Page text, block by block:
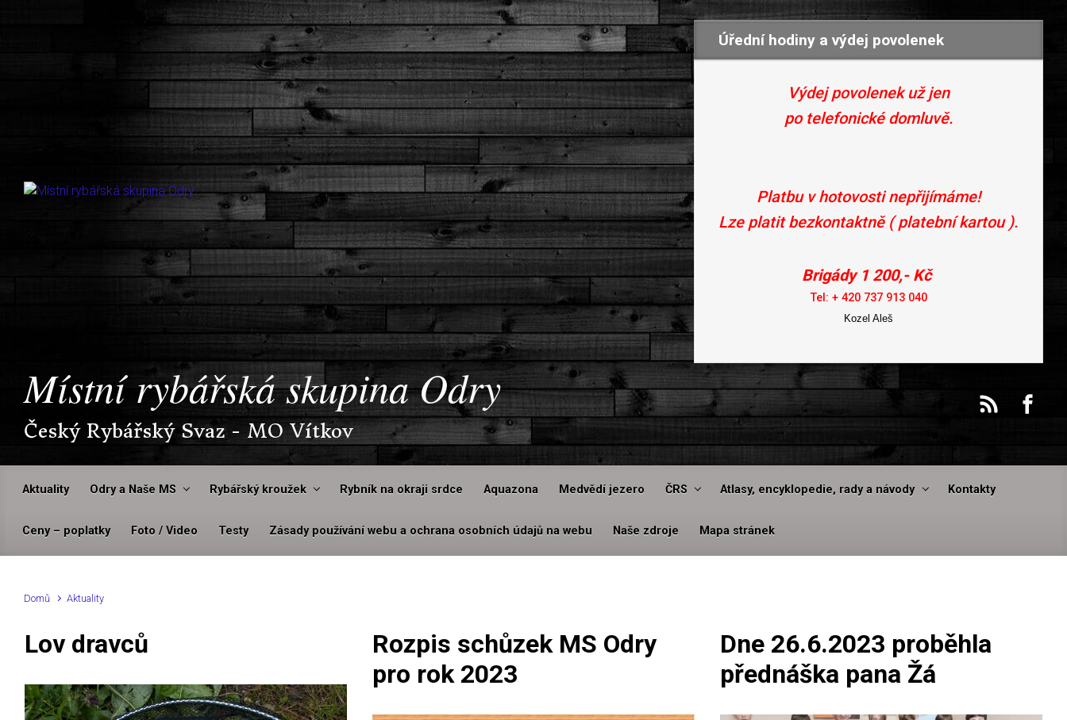
Úřední hodiny a výdej povolenek
Výdej povolenek už jen
po telefonické domluvě.
Platbu v hotovosti nepřijímáme!
Lze platit bezkontaktně ( platební kartou ).
Brigády 1 200,- Kč
Tel: + 420 737 913 040
Kozel Aleš
Místní rybářská skupina Odry
Český Rybářský Svaz - MO Vítkov
Aktuality Odry a Naše MS Rybářský kroužek Rybník na okraji srdce Aquazona Medvědí jezero ČRS Atlasy, encyklopedie, rady a návody Kontakty
Ceny – poplatky Foto / Video Testy Zásady používání webu a ochrana osobních údajů na webu Naše zdroje Mapa stránek
Domů Aktuality
Lov dravců
Rozpis schůzek MS Odry
pro rok 2023
Dne 26.6.2023 proběhla
přednáška pana Žá